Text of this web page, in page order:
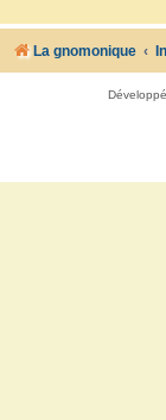
La gnomonique